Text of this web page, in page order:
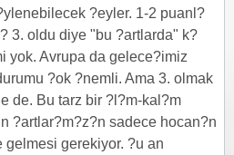
?eyler. 1-2 puanl?
3. oldu diye "bu ?artlarda" k?
yok. Avrupa da gelece?imiz
?ok ?nemli. Ama 3. olmak
de. Bu tarz bir ?l?m-kal?m
?artlar?m?z?n sadece hocan?n
gerekiyor. ?u an